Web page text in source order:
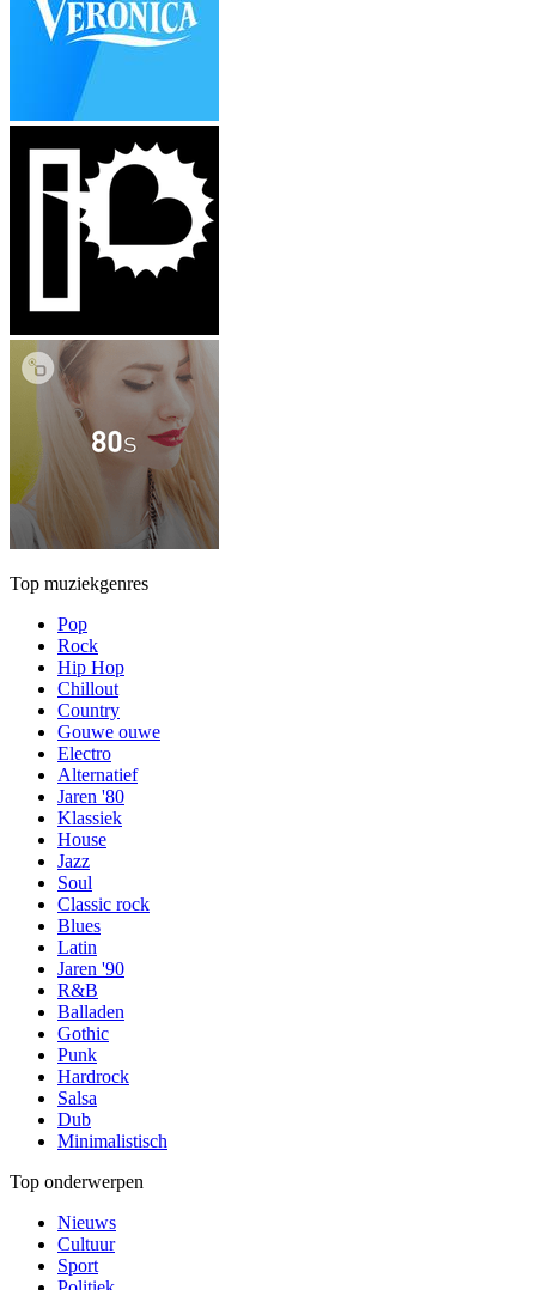
Top muziekgenres
Pop
Rock
Hip Hop
Chillout
Country
Gouwe ouwe
Electro
Alternatief
Jaren '80
Klassiek
House
Jazz
Soul
Classic rock
Blues
Latin
Jaren '90
R&B
Balladen
Gothic
Punk
Hardrock
Salsa
Dub
Minimalistisch
Top onderwerpen
Nieuws
Cultuur
Sport